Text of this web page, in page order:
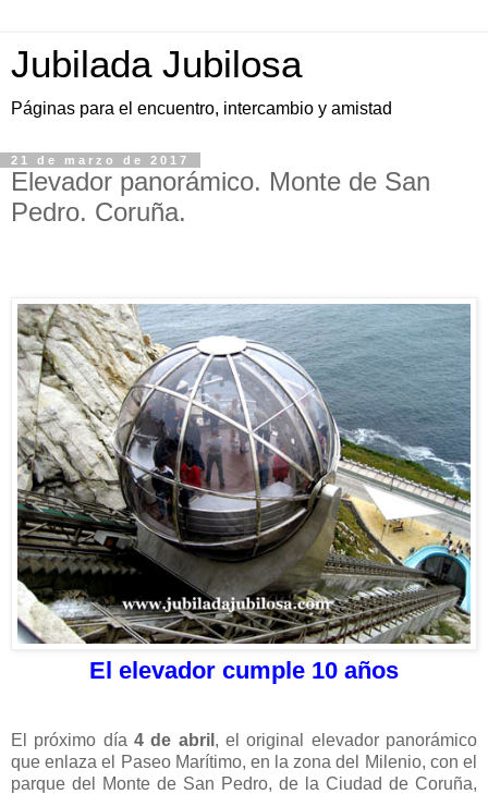
Jubilada Jubilosa
Páginas para el encuentro, intercambio y amistad
21 de marzo de 2017
Elevador panorámico. Monte de San
Pedro. Coruña.
El elevador cumple 10 años
El próximo día 4 de abril , el original elevador panorámico
que enlaza el Paseo Marítimo, en la zona del Milenio, con el
parque del Monte de San Pedro, de la Ciudad de Coruña,